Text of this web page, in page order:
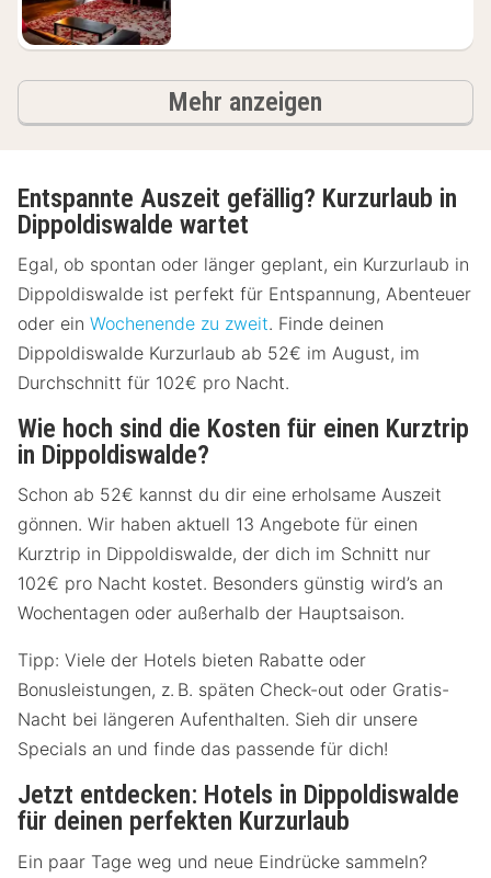
Mehr anzeigen
Entspannte Auszeit gefällig? Kurzurlaub in
Dippoldiswalde wartet
Egal, ob spontan oder länger geplant, ein Kurzurlaub in
Dippoldiswalde ist perfekt für Entspannung, Abenteuer
oder ein Wochenende zu zweit. Finde deinen
Dippoldiswalde Kurzurlaub ab 52€ im August, im
Durchschnitt für 102€ pro Nacht.
Wie hoch sind die Kosten für einen Kurztrip
in Dippoldiswalde?
Schon ab 52€ kannst du dir eine erholsame Auszeit
gönnen. Wir haben aktuell 13 Angebote für einen
Kurztrip in Dippoldiswalde, der dich im Schnitt nur
102€ pro Nacht kostet. Besonders günstig wird’s an
Wochentagen oder außerhalb der Hauptsaison.
Tipp: Viele der Hotels bieten Rabatte oder
Bonusleistungen, z. B. späten Check-out oder Gratis-
Nacht bei längeren Aufenthalten. Sieh dir unsere
Specials an und finde das passende für dich!
Jetzt entdecken: Hotels in Dippoldiswalde
für deinen perfekten Kurzurlaub
Ein paar Tage weg und neue Eindrücke sammeln?